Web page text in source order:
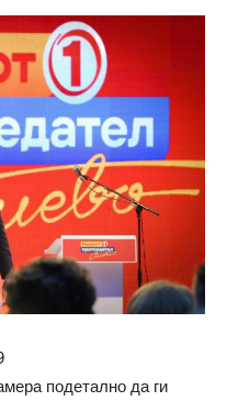
подетално да ги